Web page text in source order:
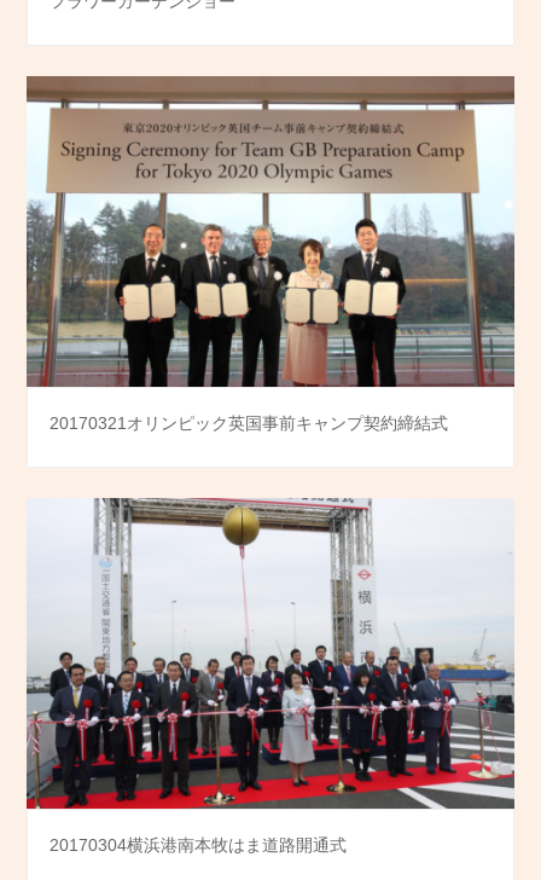
20170321オリンピック英国事前キャンプ契約締結式
20170304横浜港南本牧はま道路開通式